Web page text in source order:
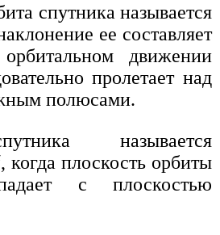
спутника называется
ее составляет
движении
пролетает над
полюсами.
называется
, когда плоскость орбиты
с плоскостью